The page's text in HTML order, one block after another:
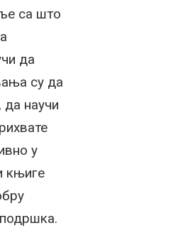
са што
да
су да
научи
у
књиге